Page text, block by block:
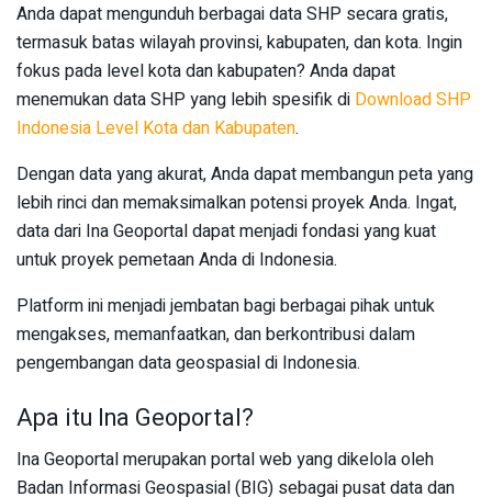
Anda dapat mengunduh berbagai data SHP secara gratis,
termasuk batas wilayah provinsi, kabupaten, dan kota. Ingin
fokus pada level kota dan kabupaten? Anda dapat
menemukan data SHP yang lebih spesifik di Download SHP
Indonesia Level Kota dan Kabupaten.
Dengan data yang akurat, Anda dapat membangun peta yang
lebih rinci dan memaksimalkan potensi proyek Anda. Ingat,
data dari Ina Geoportal dapat menjadi fondasi yang kuat
untuk proyek pemetaan Anda di Indonesia.
Platform ini menjadi jembatan bagi berbagai pihak untuk
mengakses, memanfaatkan, dan berkontribusi dalam
pengembangan data geospasial di Indonesia.
Apa itu Ina Geoportal?
Ina Geoportal merupakan portal web yang dikelola oleh
Badan Informasi Geospasial (BIG) sebagai pusat data dan